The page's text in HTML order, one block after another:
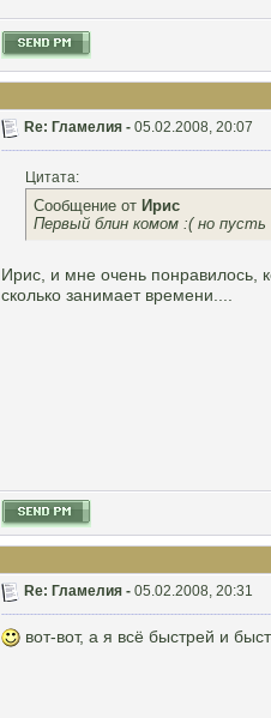
Re: Гламелия - 05.02.2008, 20:07
Цитата:
Сообщение от Ирис
Первый блин комом :( но пусть
Ирис, и мне очень понравилось,
сколько занимает времени....
Re: Гламелия - 05.02.2008, 20:31
вот-вот, а я всё быстрей и